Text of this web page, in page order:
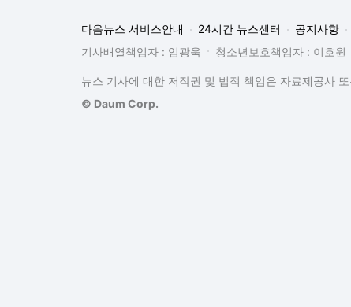
다음뉴스 서비스안내 24시간 뉴스센터 공지사항
기사배열책임자 : 임광욱
청소년보호책임자 : 이호원
뉴스 기사에 대한 저작권 및 법적 책임은 자료제공사
© Daum Corp.